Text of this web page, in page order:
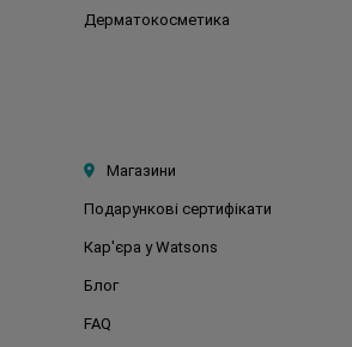
Дерматокосметика
Магазини
Подарункові сертифікати
Кар'єра у Watsons
Блог
FAQ